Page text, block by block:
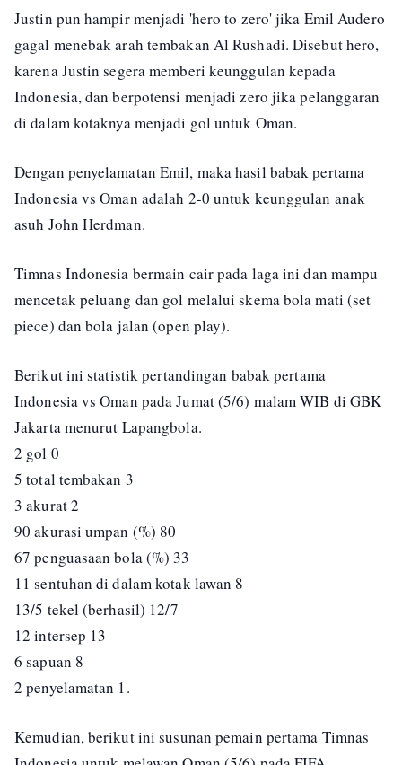
Justin pun hampir menjadi 'hero to zero' jika Emil Audero
gagal menebak arah tembakan Al Rushadi. Disebut hero,
karena Justin segera memberi keunggulan kepada
Indonesia, dan berpotensi menjadi zero jika pelanggaran
di dalam kotaknya menjadi gol untuk Oman.
Dengan penyelamatan Emil, maka hasil babak pertama
Indonesia vs Oman adalah 2-0 untuk keunggulan anak
asuh John Herdman.
Timnas Indonesia bermain cair pada laga ini dan mampu
mencetak peluang dan gol melalui skema bola mati (set
piece) dan bola jalan (open play).
Berikut ini statistik pertandingan babak pertama
Indonesia vs Oman pada Jumat (5/6) malam WIB di GBK
Jakarta menurut Lapangbola.
2 gol 0
5 total tembakan 3
3 akurat 2
90 akurasi umpan (%) 80
67 penguasaan bola (%) 33
11 sentuhan di dalam kotak lawan 8
13/5 tekel (berhasil) 12/7
12 intersep 13
6 sapuan 8
2 penyelamatan 1.
Kemudian, berikut ini susunan pemain pertama Timnas